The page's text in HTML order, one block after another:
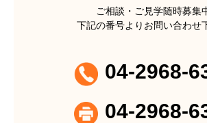
ご相談・ご見学随時募集
下記の番号よりお問い合わせ
04-2968-
04-2968-